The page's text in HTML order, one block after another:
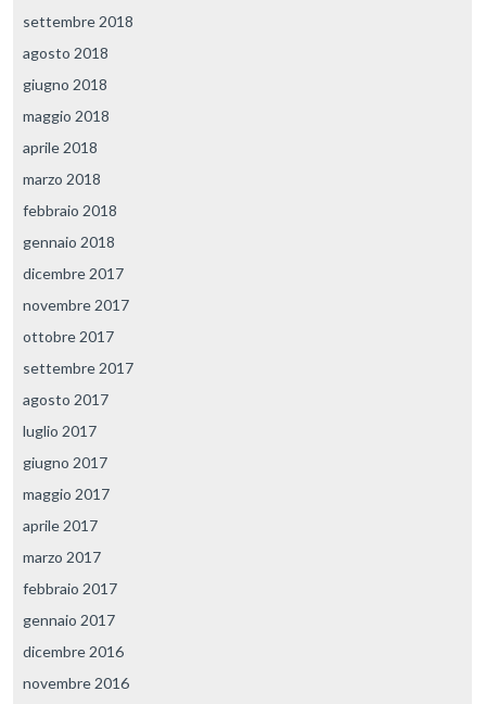
settembre 2018
agosto 2018
giugno 2018
maggio 2018
aprile 2018
marzo 2018
febbraio 2018
gennaio 2018
dicembre 2017
novembre 2017
ottobre 2017
settembre 2017
agosto 2017
luglio 2017
giugno 2017
maggio 2017
aprile 2017
marzo 2017
febbraio 2017
gennaio 2017
dicembre 2016
novembre 2016